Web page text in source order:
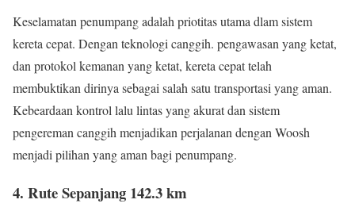
Keselamatan penumpang adalah priotitas utama dlam sistem
kereta cepat. Dengan teknologi canggih. pengawasan yang ketat,
dan protokol kemanan yang ketat, kereta cepat telah
membuktikan dirinya sebagai salah satu transportasi yang aman.
Kebeardaan kontrol lalu lintas yang akurat dan sistem
pengereman canggih menjadikan perjalanan dengan Woosh
menjadi pilihan yang aman bagi penumpang.
4. Rute Sepanjang 142.3 km